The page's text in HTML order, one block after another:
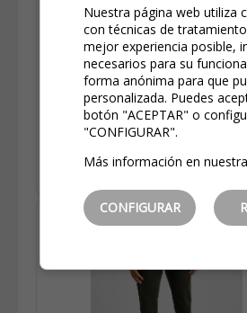
IVA incluido
Estalvi:42,50€(50%)
Lee Daren Regular
Vaqueros De Pana De
L707WJ30 Beige
Seleccionar opciones
Nuestra página web utiliza
con técnicas de
mejor experiencia posible,
necesarios para su
forma anónima para que
personalizada. Puedes
botón "ACEPTAR" o
"CONFIGURAR".
Más información en nuestra
CONFIGURAR